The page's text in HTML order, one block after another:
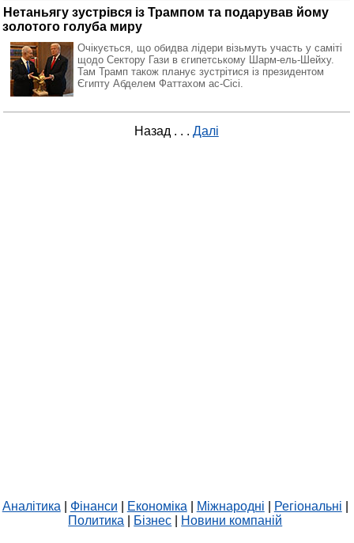
Нетаньягу зустрівся із Трампом та подарував йому
золотого голуба миру
Очікується, що обидва лідери візьмуть участь у саміті
щодо Сектору Гази в єгипетському Шарм-ель-Шейху.
Там Трамп також планує зустрітися із президентом
Єгипту Абделем Фаттахом ас-Сісі.
Назад . . . Далі
Аналітика Фінанси Економіка Міжнародні Регіональні
Политика
Бізнес Новини компаній